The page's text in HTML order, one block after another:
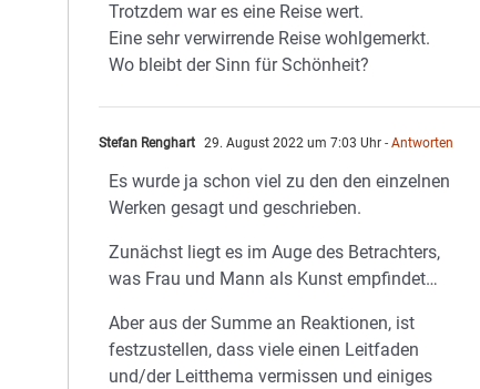
Trotzdem war es eine Reise wert.
Eine sehr verwirrende Reise wohlgemerkt.
Wo bleibt der Sinn für Schönheit?
Stefan Renghart 29. August 2022 um 7:03 Uhr - Antworten
Es wurde ja schon viel zu den den einzelnen
Werken gesagt und geschrieben.
Zunächst liegt es im Auge des Betrachters,
was Frau und Mann als Kunst empfindet…
Aber aus der Summe an Reaktionen, ist
festzustellen, dass viele einen Leitfaden
und/der Leitthema vermissen und einiges